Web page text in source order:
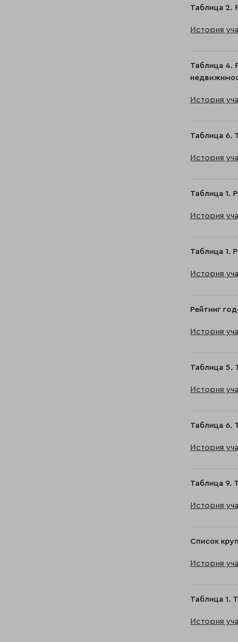
Таблица 2.
История
Таблица 4.
История
Таблица 6.
История
Таблица 1.
История
Таблица 1.
История
Рейтинг
История
Таблица 5.
История
Таблица 6.
История
Таблица 9.
История
Список
История
Таблица 1.
История